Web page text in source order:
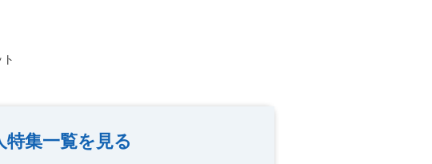
集一覧を見る